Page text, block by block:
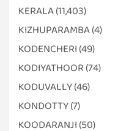
KERALA(11,403)
KIZHUPARAMBA(4)
KODENCHERI (49)
KODIYATHOOR (74)
KODUVALLY(46)
KONDOTTY(7)
KOODARANJI (50)